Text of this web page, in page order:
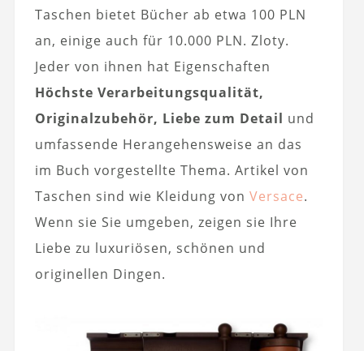
Taschen bietet Bücher ab etwa 100 PLN
an, einige auch für 10.000 PLN. Zloty.
Jeder von ihnen hat Eigenschaften
Höchste Verarbeitungsqualität,
Originalzubehör, Liebe zum Detail und
umfassende Herangehensweise an das
im Buch vorgestellte Thema. Artikel von
Taschen sind wie Kleidung von Versace.
Wenn sie Sie umgeben, zeigen sie Ihre
Liebe zu luxuriösen, schönen und
originellen Dingen.